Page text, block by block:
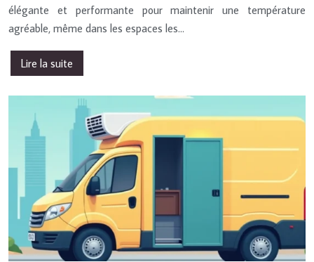
élégante et performante pour maintenir une température
agréable, même dans les espaces les…
Lire la suite